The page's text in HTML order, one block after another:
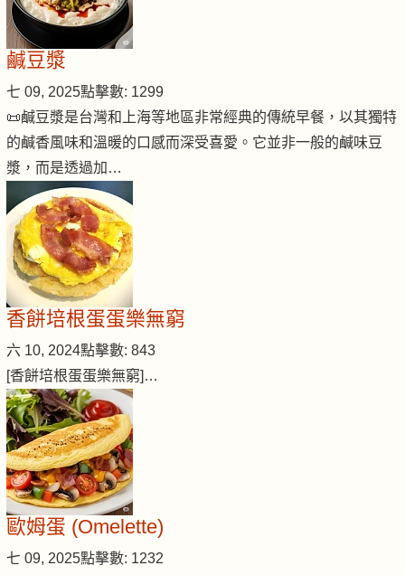
鹹豆漿
七 09, 2025點擊數: 1299
📜鹹豆漿是台灣和上海等地區非常經典的傳統早餐，以其獨特
的鹹香風味和溫暖的口感而深受喜愛。它並非一般的鹹味豆
漿，而是透過加…
香餅培根蛋蛋樂無窮
六 10, 2024點擊數: 843
[香餅培根蛋蛋樂無窮]…
歐姆蛋 (Omelette)
七 09, 2025點擊數: 1232